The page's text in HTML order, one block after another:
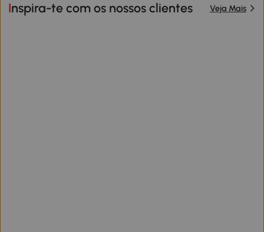
Inspira-te com os nossos clientes Veja Mais